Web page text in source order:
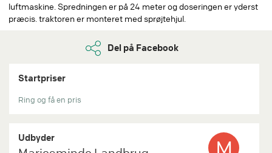
luftmaskine. Spredningen er på 24 meter og doseringen er yderst
præcis. traktoren er monteret med sprøjtehjul.
Del på Facebook
Startpriser
Ring og få en pris
Udbyder